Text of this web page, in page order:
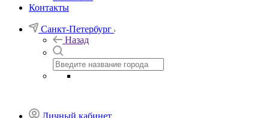
Контакты
Санкт-Петербург
Назад
Личный кабинет